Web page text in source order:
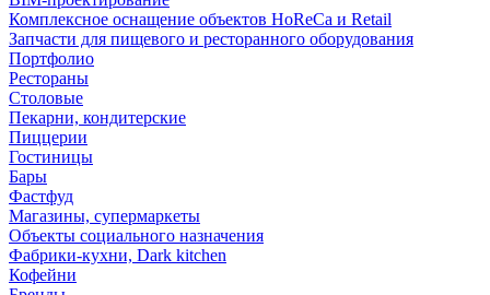
Комплексное оснащение объектов HoReCa и Retail
Запчасти для пищевого и ресторанного оборудования
Портфолио
Рестораны
Столовые
Пекарни, кондитерские
Пиццерии
Гостиницы
Бары
Фастфуд
Магазины, супермаркеты
Объекты социального назначения
Фабрики-кухни, Dark kitchen
Кофейни